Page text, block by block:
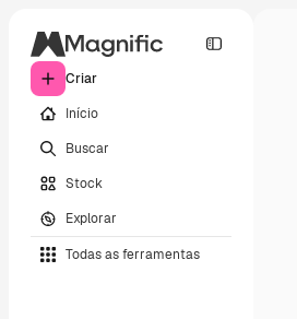
Criar
Início
Buscar
Stock
Explorar
Todas as ferramentas